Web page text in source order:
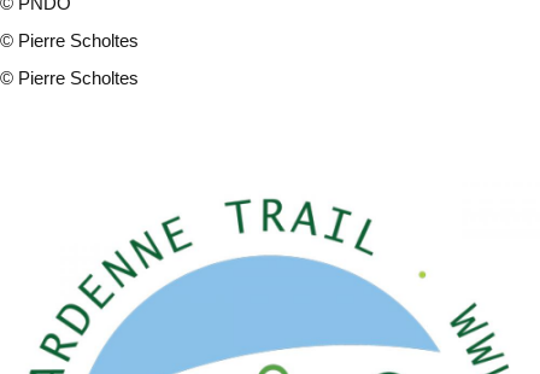
© Pierre Scholtes
© Pierre Scholtes